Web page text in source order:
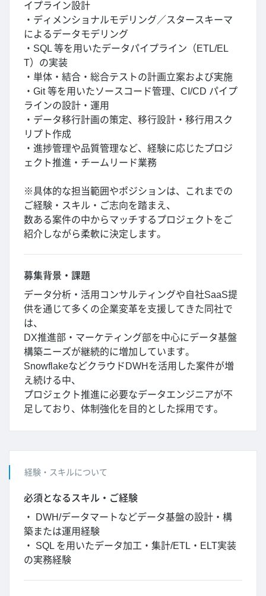
イプライン設計
・ディメンショナルモデリング／スタースキーマ
によるデータモデリング
・SQL 等を用いたデータパイプライン（ETL/EL
T）の実装
・単体・結合・総合テストの計画立案および実施
・Git 等を用いたソースコード管理、CI/CD パイプ
ラインの設計・運用
・データ移行計画の策定、移行設計・移行用スク
リプト作成
・進捗管理や品質管理など、経験に応じたプロジ
ェクト推進・チームリード業務
※具体的な担当範囲やポジションは、これまでの
ご経験・スキル・ご志向を踏まえ、
数ある案件の中からマッチするプロジェクトをご
紹介しながら柔軟に決定します。
募集背景・課題
データ分析・活用コンサルティングや自社SaaS提
供を通じて多くの企業変革を支援してきた同社で
は、
DX推進部・マーケティング部を中心にデータ基盤
構築ニーズが継続的に増加しています。
SnowflakeなどクラウドDWHを活用した案件が増
え続ける中、
プロジェクト推進に必要なデータエンジニアが不
足しており、体制強化を目的とした採用です。
経験・スキルについて
必須となるスキル・ご経験
・ DWH/データマートなどデータ基盤の設計・構
築または運用経験
・ SQL を用いたデータ加工・集計/ETL・ELT実装
の実務経験